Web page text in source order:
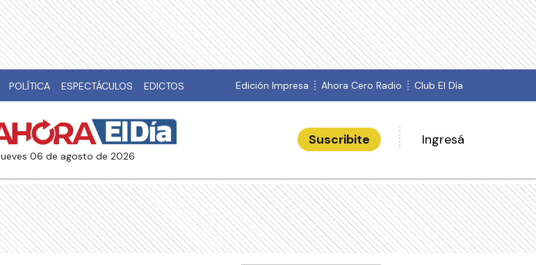
POLÍTICA ESPECTÁCULOS EDICTOS Edición Impresa Ahora Cero Radio Club El Día
jueves 06 de agosto de 2026
Suscribite Ingresá